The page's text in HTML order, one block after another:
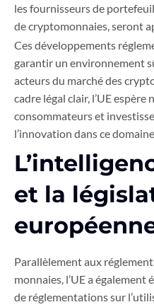
les fournisseurs de
de cryptomonnaies, seront
Ces développements
garantir un environnement
acteurs du marché des
cadre légal clair, l’UE
consommateurs et
l’innovation dans ce
et la
Parallèlement aux
monnaies, l’UE a
de réglementations sur